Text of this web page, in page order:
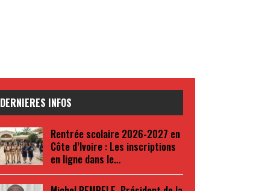
DERNIERES INFOS
Rentrée scolaire 2026-2027 en
Côte d’Ivoire : Les inscriptions
en ligne dans le…